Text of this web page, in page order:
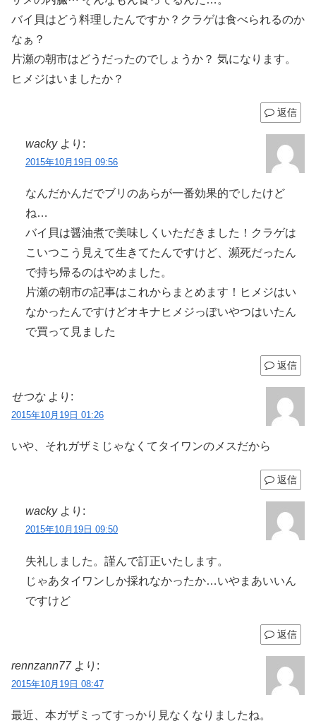
バイ貝はどう料理したんですか？クラゲは食べられるのか
なぁ？
片瀬の朝市はどうだったのでしょうか？ 気になります。
ヒメジはいましたか？
返信
wacky より:
2015年10月19日 09:56
なんだかんだでブリのあらが一番効果的でしたけど
ね…
バイ貝は醤油煮で美味しくいただきました！クラゲは
こいつこう見えて生きてたんですけど、瀕死だったん
で持ち帰るのはやめました。
片瀬の朝市の記事はこれからまとめます！ヒメジはい
なかったんですけどオキナヒメジっぽいやつはいたん
で買って見ました
返信
せつな より:
2015年10月19日 01:26
いや、それガザミじゃなくてタイワンのメスだから
返信
wacky より:
2015年10月19日 09:50
失礼しました。謹んで訂正いたします。
じゃあタイワンしか採れなかったか…いやまあいいん
ですけど
返信
rennzann77 より:
2015年10月19日 08:47
最近、本ガザミってすっかり見なくなりましたね。